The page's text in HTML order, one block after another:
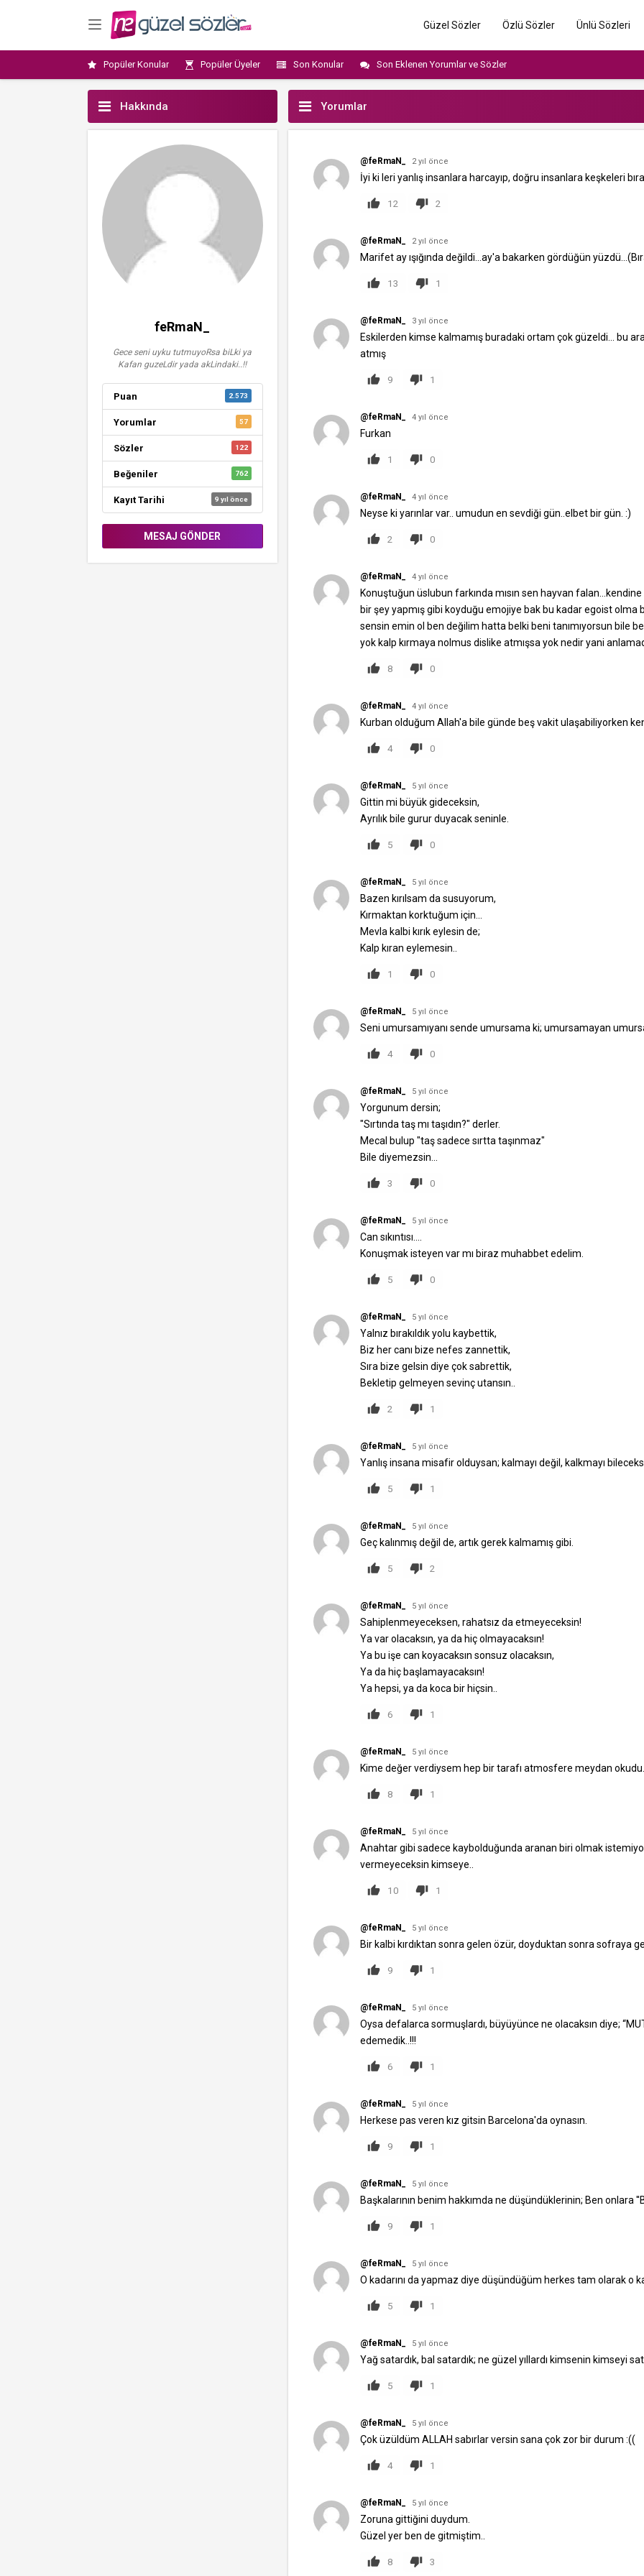
Güzel Sözler Özlü Sözler Ünlü Sözleri
Popüler Konular Popüler Üyeler Son Konular Son Eklenen Yorumlar ve Sözler
Hakkında
feRmaN_
Gece seni uyku tutmuyoRsa biLki ya
Kafan guzeLdir yada akLindaki..!!
2.573
Puan
57
Yorumlar
122
Sözler
762
Beğeniler
9 yıl önce
Kayıt Tarihi
MESAJ GÖNDER
Yorumlar
@feRmaN_ 2 yıl önce
İyi ki leri yanlış insanlara harcayıp, doğru insanlara keşkeleri
12 2
@feRmaN_ 2 yıl önce
Marifet ay ışığında değildi...ay'a bakarken gördüğün
13 1
@feRmaN_ 3 yıl önce
Eskilerden kimse kalmamış buradaki ortam çok güzeldi... bu
atmış
9 1
@feRmaN_ 4 yıl önce
Furkan
1 0
@feRmaN_ 4 yıl önce
Neyse ki yarınlar var.. umudun en sevdiği gün..elbet bir gün. :)
2 0
@feRmaN_ 4 yıl önce
Konuştuğun üslubun farkında mısın sen hayvan
bir şey yapmış gibi koyduğu emojiye bak bu kadar egoist olma
sensin emin ol ben değilim hatta belki beni tanımıyorsun bile
yok kalp kırmaya nolmus dislike atmışsa yok nedir yani
8 0
@feRmaN_ 4 yıl önce
Kurban olduğum Allah'a bile günde beş vakit ulaşabiliyorken
4 0
@feRmaN_ 5 yıl önce
Gittin mi büyük gideceksin,
Ayrılık bile gurur duyacak seninle.
5 0
@feRmaN_ 5 yıl önce
Bazen kırılsam da susuyorum,
Kırmaktan korktuğum için...
Mevla kalbi kırık eylesin de;
Kalp kıran eylemesin..
1 0
@feRmaN_ 5 yıl önce
Seni umursamıyanı sende umursama ki; umursamayan
4 0
@feRmaN_ 5 yıl önce
Yorgunum dersin;
"Sırtında taş mı taşıdın?" derler.
Mecal bulup "taş sadece sırtta taşınmaz"
Bile diyemezsin...
3 0
@feRmaN_ 5 yıl önce
Can sıkıntısı....
Konuşmak isteyen var mı biraz muhabbet edelim.
5 0
@feRmaN_ 5 yıl önce
Yalnız bırakıldık yolu kaybettik,
Biz her canı bize nefes zannettik,
Sıra bize gelsin diye çok sabrettik,
Bekletip gelmeyen sevinç utansın..
2 1
@feRmaN_ 5 yıl önce
Yanlış insana misafir olduysan; kalmayı değil, kalkmayı
5 1
@feRmaN_ 5 yıl önce
Geç kalınmış değil de, artık gerek kalmamış gibi.
5 2
@feRmaN_ 5 yıl önce
Sahiplenmeyeceksen, rahatsız da etmeyeceksin!
Ya var olacaksın, ya da hiç olmayacaksın!
Ya bu işe can koyacaksın sonsuz olacaksın,
Ya da hiç başlamayacaksın!
Ya hepsi, ya da koca bir hiçsin..
6 1
@feRmaN_ 5 yıl önce
Kime değer verdiysem hep bir tarafı atmosfere meydan
8 1
@feRmaN_ 5 yıl önce
Anahtar gibi sadece kaybolduğunda aranan biri olmak
vermeyeceksin kimseye..
10 1
@feRmaN_ 5 yıl önce
Bir kalbi kırdıktan sonra gelen özür, doyduktan sonra sofraya
9 1
@feRmaN_ 5 yıl önce
Oysa defalarca sormuşlardı, büyüyünce ne olacaksın diye;
edemedik..!!!
6 1
@feRmaN_ 5 yıl önce
Herkese pas veren kız gitsin Barcelona'da oynasın.
9 1
@feRmaN_ 5 yıl önce
Başkalarının benim hakkımda ne düşündüklerinin; Ben onlara
9 1
@feRmaN_ 5 yıl önce
O kadarını da yapmaz diye düşündüğüm herkes tam olarak o
5 1
@feRmaN_ 5 yıl önce
Yağ satardık, bal satardık; ne güzel yıllardı kimsenin kimseyi
5 1
@feRmaN_ 5 yıl önce
Çok üzüldüm ALLAH sabırlar versin sana çok zor bir durum :((
4 1
@feRmaN_ 5 yıl önce
Zoruna gittiğini duydum.
Güzel yer ben de gitmiştim..
8 3